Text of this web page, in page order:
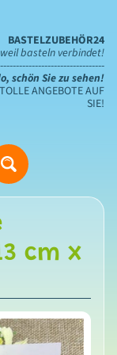
BASTELZUBEHÖR24
basteln verbindet!
schön Sie zu sehen!
ANGEBOTE AUF
SIE!
cm x